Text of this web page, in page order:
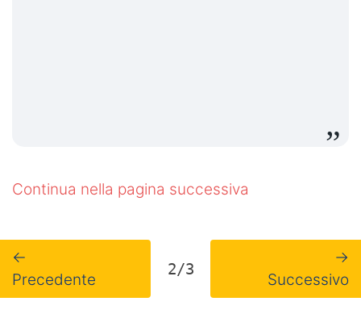
Continua nella pagina successiva
←
Precedente
2/3
→
Successivo